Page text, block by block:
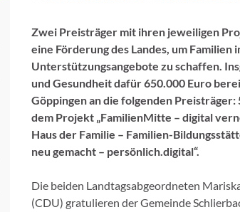
Zwei Preisträger mit ihren jeweiligen
eine Förderung des Landes, um Familien
Unterstützungsangebote zu schaffen.
und Gesundheit dafür 650.000 Euro
Göppingen an die folgenden
dem Projekt „FamilienMitte – digital
Haus der Familie – Familien-
neu gemacht – persönlich.digital“.
Die beiden Landtagsabgeordneten
(CDU) gratulieren der Gemeinde